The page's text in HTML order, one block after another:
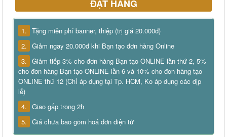
ĐẶT HÀNG
1. Tặng miễn phí banner, thiệp (trị giá 20.000đ)
2. Giảm ngay 20.000đ khi Bạn tạo đơn hàng Online
3. Giảm tiếp 3% cho đơn hàng Bạn tạo ONLINE lần thứ 2, 5%
cho đơn hàng Bạn tạo ONLINE lần 6 và 10% cho đơn hàng tạo
ONLINE thứ 12 (Chỉ áp dụng tại Tp. HCM, Ko áp dụng các dịp
lễ)
4. Giao gấp trong 2h
5. Giá chưa bao gồm hoá đơn điện tử